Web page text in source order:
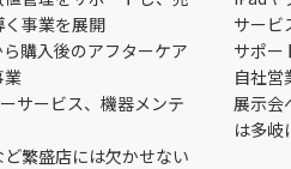
事業を展開
購入後のアフターケア
業
サービス、機器メンテ
繁盛店には欠かせない
サービ
サポー
自社営
展示会
は多岐